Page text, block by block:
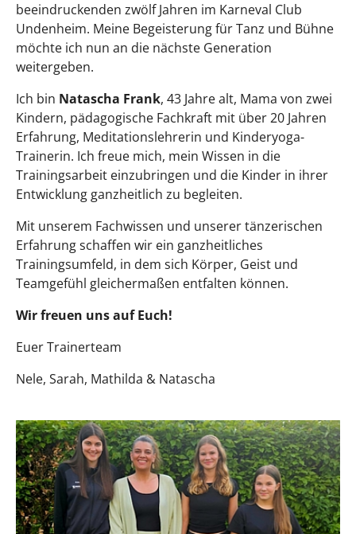
beeindruckenden zwölf Jahren im Karneval Club
Undenheim. Meine Begeisterung für Tanz und Bühne
möchte ich nun an die nächste Generation
weitergeben.
Ich bin Natascha Frank, 43 Jahre alt, Mama von zwei
Kindern, pädagogische Fachkraft mit über 20 Jahren
Erfahrung, Meditationslehrerin und Kinderyoga-
Trainerin. Ich freue mich, mein Wissen in die
Trainingsarbeit einzubringen und die Kinder in ihrer
Entwicklung ganzheitlich zu begleiten.
Mit unserem Fachwissen und unserer tänzerischen
Erfahrung schaffen wir ein ganzheitliches
Trainingsumfeld, in dem sich Körper, Geist und
Teamgefühl gleichermaßen entfalten können.
Wir freuen uns auf Euch!
Euer Trainerteam
Nele, Sarah, Mathilda & Natascha